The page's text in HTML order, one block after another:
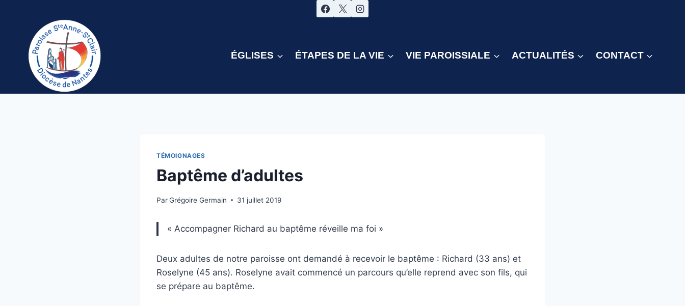
ÉGLISES ÉTAPES DE LA VIE VIE PAROISSIALE ACTUALITÉS CONTACT
TÉMOIGNAGES
Baptême d’adultes
ParGrégoire Germain 31 juillet 2019
« Accompagner Richard au baptême réveille ma foi »
Deux adultes de notre paroisse ont demandé à recevoir le baptême : Richard (33 ans) et
Roselyne (45 ans). Roselyne avait commencé un parcours qu’elle reprend avec son fils, qui
se prépare au baptême.